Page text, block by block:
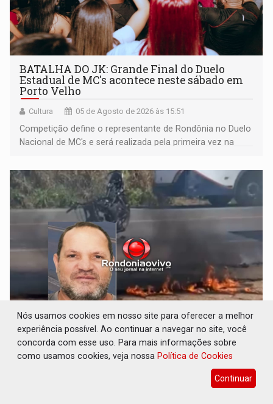
BATALHA DO JK: Grande Final do Duelo
Estadual de MC's acontece neste sábado em
Porto Velho
Cultura 05 de Agosto de 2026 às 15:51
Competição define o representante de Rondônia no Duelo
Nacional de MC's e será realizada pela primeira vez na
NA BR-364: Identificado motociclista que
morreu após bater de frente com carreta
05 de Agosto de 2026 às 15:43
Nós usamos cookies em nosso site para oferecer a melhor
experiência possível. Ao continuar a navegar no site, você
concorda com esse uso. Para mais informações sobre
como usamos cookies, veja nossa Política de Cookies
Continuar